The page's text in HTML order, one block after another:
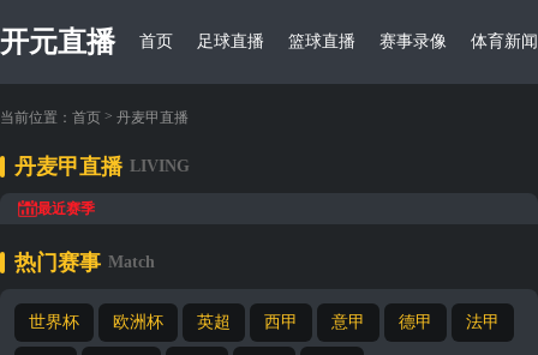
开元直播 首页 足球直播 篮球直播 赛事录像 体育新闻
当前位置： 首页 > 丹麦甲直播
丹麦甲直播 LIVING
最近赛季
热门赛事 Match
世界杯 欧洲杯 英超 西甲 意甲 德甲 法甲